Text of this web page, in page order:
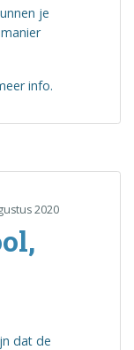
je
info.
2020
dat de